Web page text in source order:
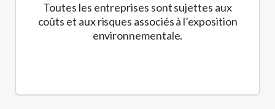
Toutes les entreprises sont sujettes aux
coûts et aux risques associés à l’exposition
environnementale.